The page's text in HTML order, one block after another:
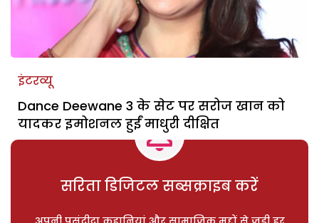
इंटरव्यू
Dance Deewane 3 के सेट पर सरोज खान को
यादकर इमोशनल हुईं माधुरी दीक्षित
सरिता डिजिटल सब्सक्राइब करें